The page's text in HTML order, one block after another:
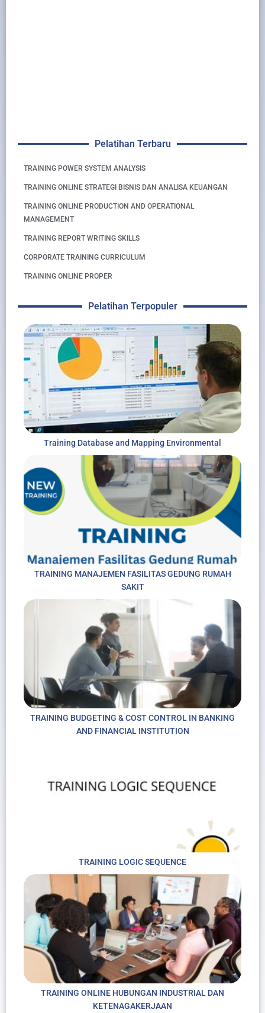
Pelatihan Terbaru
TRAINING POWER SYSTEM ANALYSIS
TRAINING ONLINE STRATEGI BISNIS DAN ANALISA KEUANGAN
TRAINING ONLINE PRODUCTION AND OPERATIONAL
MANAGEMENT
TRAINING REPORT WRITING SKILLS
CORPORATE TRAINING CURRICULUM
TRAINING ONLINE PROPER
Pelatihan Terpopuler
Training Database and Mapping Environmental
TRAINING MANAJEMEN FASILITAS GEDUNG RUMAH
SAKIT
TRAINING BUDGETING & COST CONTROL IN BANKING
AND FINANCIAL INSTITUTION
TRAINING LOGIC SEQUENCE
TRAINING ONLINE HUBUNGAN INDUSTRIAL DAN
KETENAGAKERJAAN